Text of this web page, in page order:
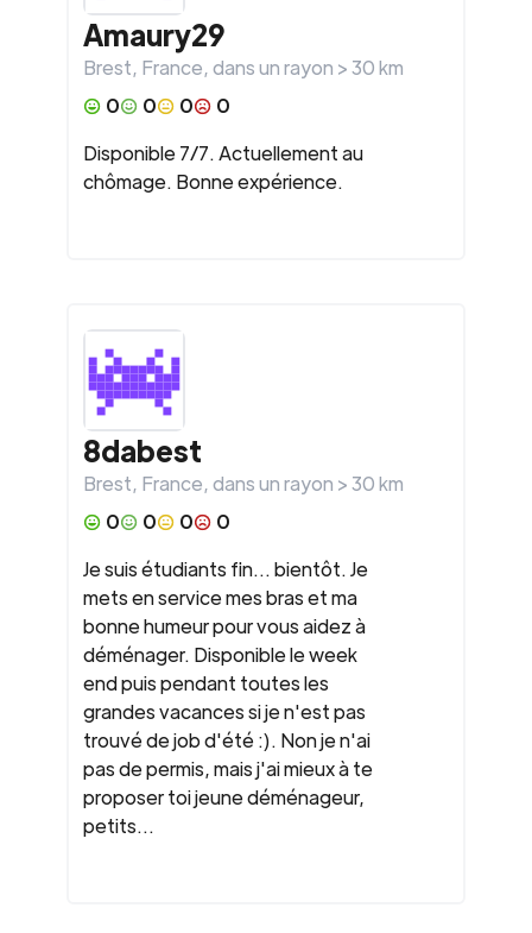
Amaury29
Brest, France, dans un rayon >30km
0
0 0
0
Disponible 7/7. Actuellement au
chômage. Bonne expérience.
8dabest
Brest, France, dans un rayon >30km
0
0 0
0
Je suis étudiants fin... bientôt. Je
mets en service mes bras et ma
bonne humeur pour vous aidez à
déménager. Disponible le week
end puis pendant toutes les
grandes vacances si je n'est pas
trouvé de job d'été :). Non je n'ai
pas de permis, mais j'ai mieux à te
proposer toi jeune déménageur,
petits...